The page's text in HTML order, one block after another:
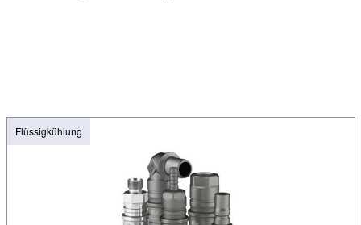
Flüssigkühlung